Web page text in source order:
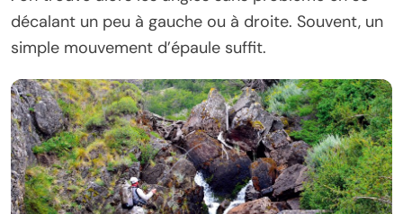
décalant un peu à gauche ou à droite. Souvent, un
simple mouvement d’épaule suffit.